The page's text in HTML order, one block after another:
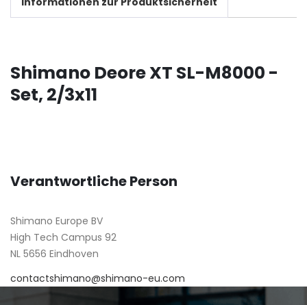
Shimano Deore XT SL-M8000 -
Set, 2/3x11
Verantwortliche Person
Shimano Europe BV
High Tech Campus 92
NL 5656 Eindhoven
contactshimano@shimano-eu.com